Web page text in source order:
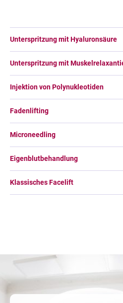
Unterspritzung mit Hyaluronsäure
Unterspritzung mit
Injektion von Polynukleotiden
Fadenlifting
Microneedling
Eigenblutbehandlung
Klassisches Facelift